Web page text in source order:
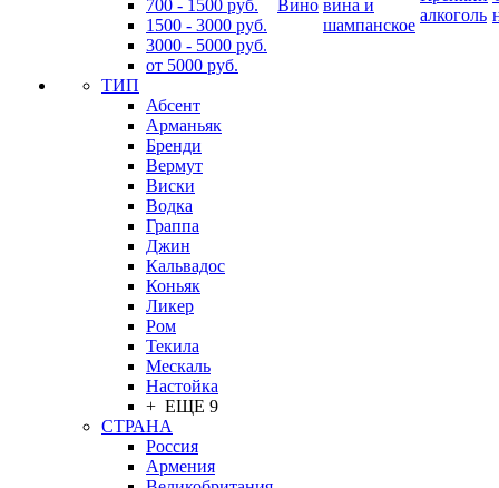
700 - 1500 руб.
1500 - 3000 руб.
3000 - 5000 руб.
от 5000 руб.
ТИП
Абсент
Арманьяк
Бренди
Вермут
Виски
Водка
Граппа
Джин
Кальвадос
Коньяк
Ликер
Ром
Текила
Мескаль
Настойка
+ ЕЩЕ 9
СТРАНА
Россия
Армения
Вино вина и
шампанское
алкоголь